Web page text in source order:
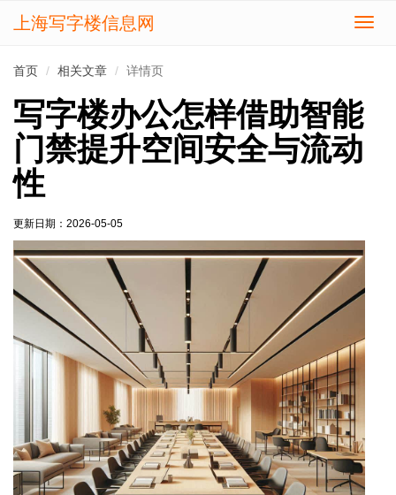
切
上海写字楼信息网
首页 相关文章 详情页
写字楼办公怎样借助智能
门禁提升空间安全与流动
性
更新日期： 2026-05-05